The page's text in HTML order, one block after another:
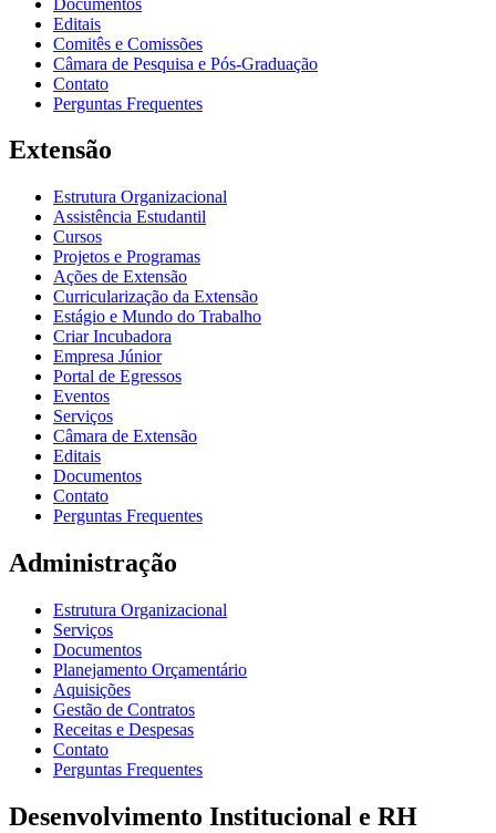
Editais
Comitês e Comissões
Câmara de Pesquisa e Pós-Graduação
Contato
Perguntas Frequentes
Extensão
Estrutura Organizacional
Assistência Estudantil
Cursos
Projetos e Programas
Ações de Extensão
Curricularização da Extensão
Estágio e Mundo do Trabalho
Criar Incubadora
Empresa Júnior
Portal de Egressos
Eventos
Serviços
Câmara de Extensão
Editais
Documentos
Contato
Perguntas Frequentes
Administração
Estrutura Organizacional
Serviços
Documentos
Planejamento Orçamentário
Aquisições
Gestão de Contratos
Receitas e Despesas
Contato
Perguntas Frequentes
Desenvolvimento Institucional e RH